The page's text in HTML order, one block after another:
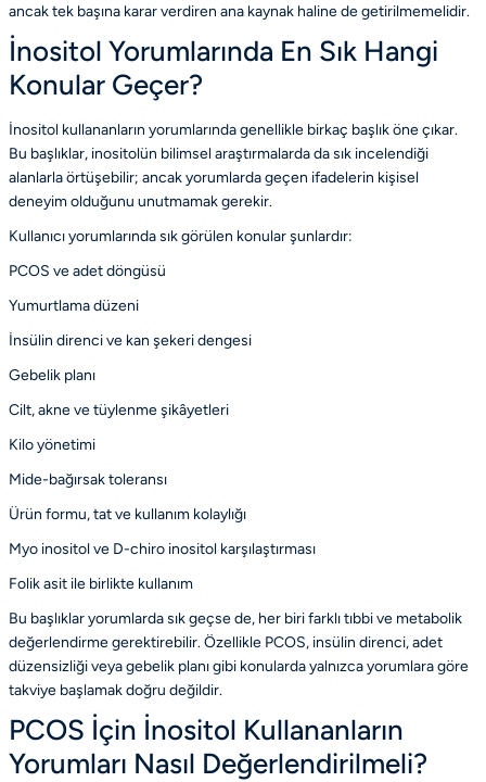
ancak tek başına karar verdiren ana kaynak haline de getirilmemelidir.
İnositol Yorumlarında En Sık Hangi
Konular Geçer?
İnositol kullananların yorumlarında genellikle birkaç başlık öne çıkar.
Bu başlıklar, inositolün bilimsel araştırmalarda da sık incelendiği
alanlarla örtüşebilir; ancak yorumlarda geçen ifadelerin kişisel
deneyim olduğunu unutmamak gerekir.
Kullanıcı yorumlarında sık görülen konular şunlardır:
PCOS ve adet döngüsü
Yumurtlama düzeni
İnsülin direnci ve kan şekeri dengesi
Gebelik planı
Cilt, akne ve tüylenme şikâyetleri
Kilo yönetimi
Mide-bağırsak toleransı
Ürün formu, tat ve kullanım kolaylığı
Myo inositol ve D-chiro inositol karşılaştırması
Folik asit ile birlikte kullanım
Bu başlıklar yorumlarda sık geçse de, her biri farklı tıbbi ve metabolik
değerlendirme gerektirebilir. Özellikle PCOS, insülin direnci, adet
düzensizliği veya gebelik planı gibi konularda yalnızca yorumlara göre
takviye başlamak doğru değildir.
PCOS İçin İnositol Kullananların
Yorumları Nasıl Değerlendirilmeli?